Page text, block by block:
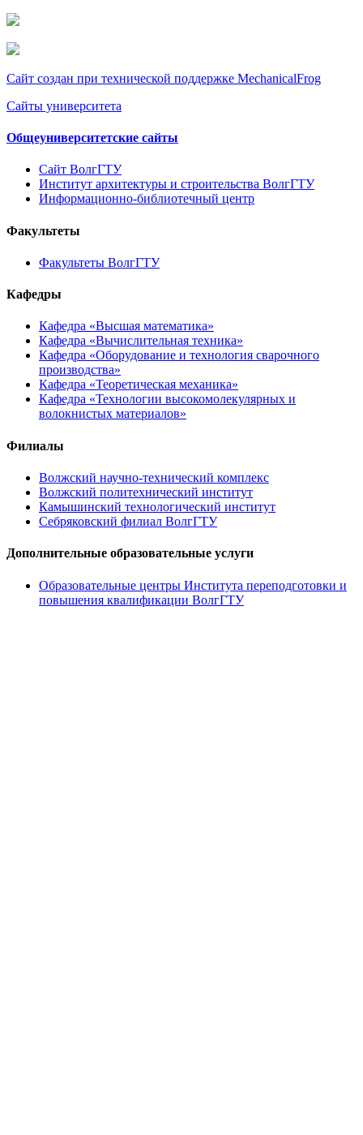
Сайт создан при технической поддержке MechanicalFrog
Сайты университета
Общеуниверситетские сайты
Сайт ВолгГТУ
Институт архитектуры и строительства ВолгГТУ
Информационно-библиотечный центр
Факультеты
Факультеты ВолгГТУ
Кафедры
Кафедра «Высшая математика»
Кафедра «Вычислительная техника»
Кафедра «Оборудование и технология сварочного
производства»
Кафедра «Теоретическая механика»
Кафедра «Технологии высокомолекулярных и
волокнистых материалов»
Филиалы
Волжский научно-технический комплекс
Волжский политехнический институт
Камышинский технологический институт
Себряковский филиал ВолгГТУ
Дополнительные образовательные услуги
Образовательные центры Института переподготовки и
повышения квалификации ВолгГТУ